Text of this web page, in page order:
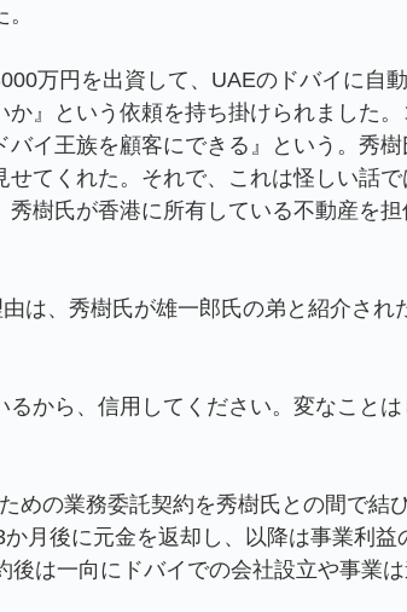
万円を出資して、UAEのドバイに自
』という依頼を持ち掛けられました。
イ王族を顧客にできる』という。秀樹
てくれた。それで、これは怪しい話で
樹氏が香港に所有している不動産を担
、秀樹氏が雄一郎氏の弟と紹介され
から、信用してください。変なことは
の業務委託契約を秀樹氏との間で結び
月後に元金を返却し、以降は事業利益
は一向にドバイでの会社設立や事業